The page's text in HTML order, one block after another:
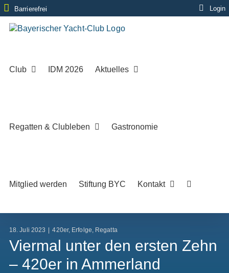
Zum
Inhalt
springen
Barrierefrei Login
Club IDM 2026 Aktuelles
Regatten & Clubleben Gastronomie
Mitglied werden Stiftung BYC Kontakt
18. Juli 2023 420er, Erfolge, Regatta
Viermal unter den ersten Zehn
– 420er in Ammerland